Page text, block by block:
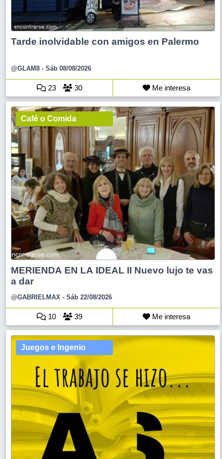
Tarde inolvidable con amigos en Palermo
@GLAM8 - Sáb 08/08/2026
23 30 Me interesa
Café o Comida
MERIENDA EN LA IDEAL II Nuevo lujo te vas
a dar
@GABRIELMAX - Sáb 22/08/2026
10 39 Me interesa
Juegos e Ingenio